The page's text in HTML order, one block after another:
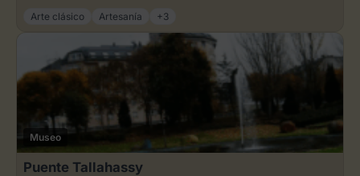
Arte clásico Artesanía +3
Museo
Puente Tallahassy